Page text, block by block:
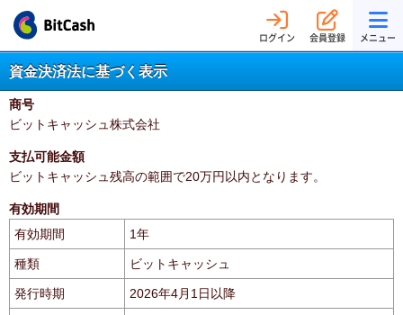
ログイン 会員登録 メニュー
資金決済法に基づく表示
商号
ビットキャッシュ株式会社
支払可能金額
ビットキャッシュ残高の範囲で20万円以内となります。
有効期間
有効期間
1年
種類 ビットキャッシュ
発行時期 2026年4月1日以降